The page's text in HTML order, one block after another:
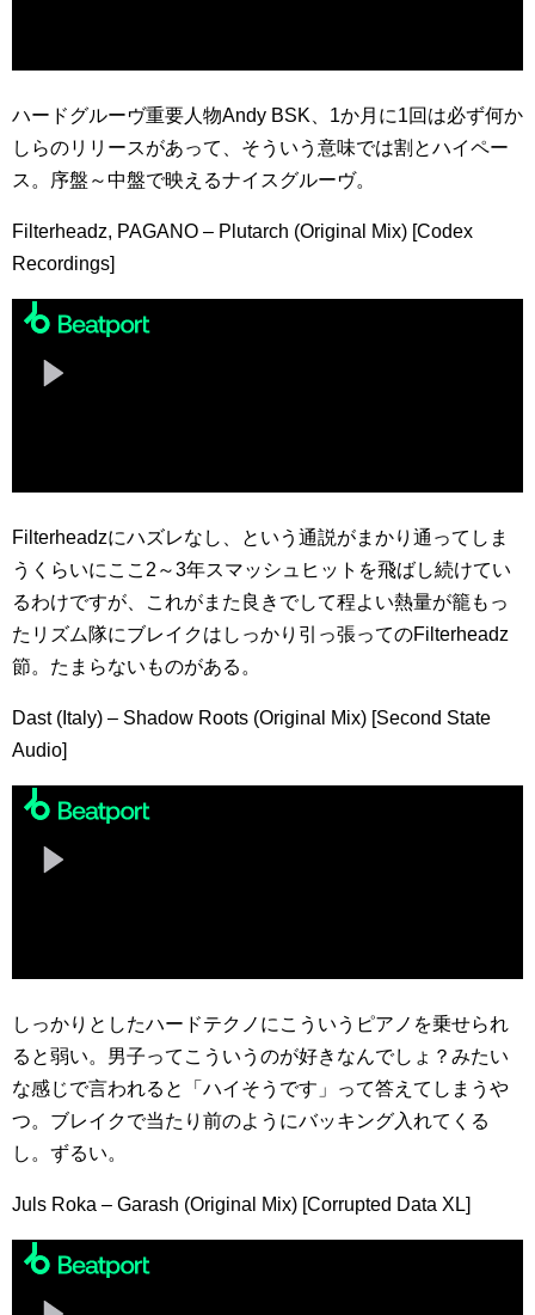
ハードグルーヴ重要人物Andy BSK、1か月に1回は必ず何か
しらのリリースがあって、そういう意味では割とハイペー
ス。序盤～中盤で映えるナイスグルーヴ。
Filterheadz, PAGANO – Plutarch (Original Mix) [Codex
Recordings]
Filterheadzにハズレなし、という通説がまかり通ってしま
うくらいにここ2～3年スマッシュヒットを飛ばし続けてい
るわけですが、これがまた良きでして程よい熱量が籠もっ
たリズム隊にブレイクはしっかり引っ張ってのFilterheadz
節。たまらないものがある。
Dast (Italy) – Shadow Roots (Original Mix) [Second State
Audio]
しっかりとしたハードテクノにこういうピアノを乗せられ
ると弱い。男子ってこういうのが好きなんでしょ？みたい
な感じで言われると「ハイそうです」って答えてしまうや
つ。ブレイクで当たり前のようにバッキング入れてくる
し。ずるい。
Juls Roka – Garash (Original Mix) [Corrupted Data XL]